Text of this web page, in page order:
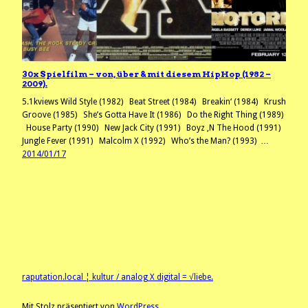
30x Spielfilm – von, über & mit diesem HipHop (1982 –
2009).
5.1kviews Wild Style (1982) Beat Street (1984) Breakin‘ (1984) Krush
Groove (1985) She’s Gotta Have It (1986) Do the Right Thing (1989)
House Party (1990) New Jack City (1991) Boyz ‚N The Hood (1991)
Jungle Fever (1991) Malcolm X (1992) Who’s the Man? (1993) …
2014/01/17
raputation.local ¦ kultur / analog X digital = √liebe.